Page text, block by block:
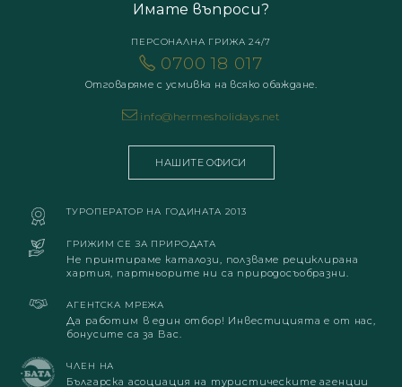
Имате въпроси?
ПЕРСОНАЛНА ГРИЖА 24/7
0700 18 017
Отговаряме с усмивка на всяко обаждане.
info@hermesholidays.net
НАШИТЕ ОФИСИ
ТУРОПЕРАТОР НА ГОДИНАТА 2013
ГРИЖИМ СЕ ЗА ПРИРОДАТА
Не принтираме каталози, ползваме рециклирана
хартия, партньорите ни са природосъобразни.
АГЕНТСКА МРЕЖА
Да работим в един отбор! Инвестицията е от нас,
бонусите са за Вас.
ЧЛЕН НА
Българска асоциация на туристическите агенции